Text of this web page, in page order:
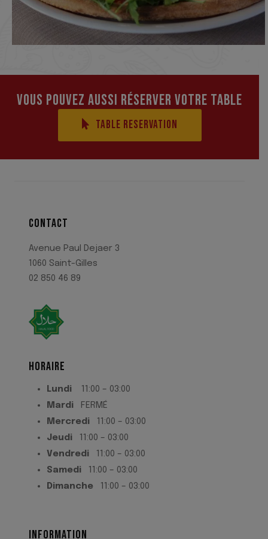
VOUS POUVEZ AUSSI RÉSERVER VOTRE TABLE
TABLE RESERVATION
CONTACT
Avenue Paul Dejaer 3
1060 Saint-Gilles
02 850 46 89
HORAIRE
Lundi 11:00 – 03:00
Mardi
FERMÉ
Mercredi 11:00 – 03:00
Jeudi 11:00 – 03:00
Vendredi 11:00 – 03:00
Samedi 11:00 – 03:00
Dimanche 11:00 – 03:00
INFORMATION